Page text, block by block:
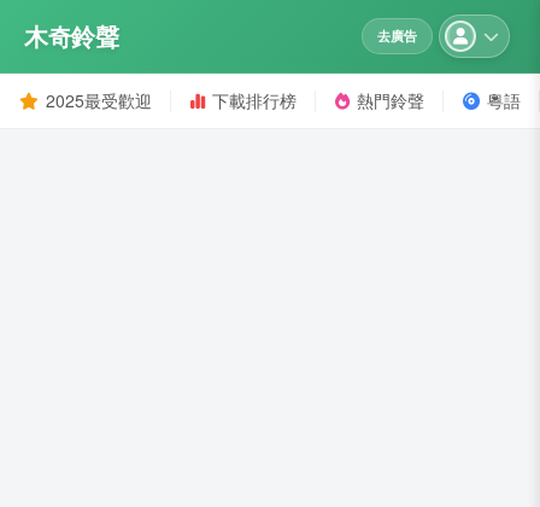
木奇鈴聲 去廣告
2025最受歡迎 下載排行榜 熱門鈴聲 粵語